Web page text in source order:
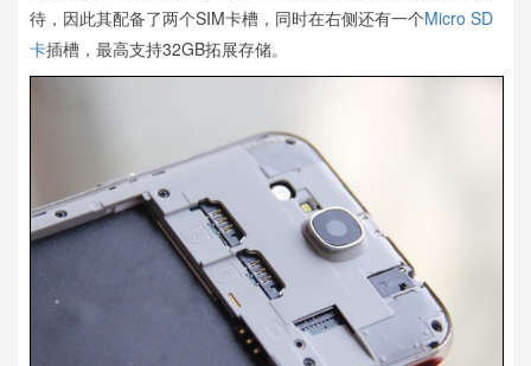
待，因此其配备了两个SIM卡槽，同时在右侧还有一个Micro SD
卡插槽，最高支持32GB拓展存储。